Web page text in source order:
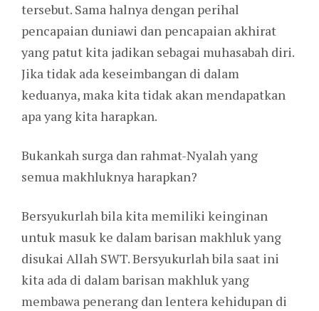
tersebut. Sama halnya dengan perihal
pencapaian duniawi dan pencapaian akhirat
yang patut kita jadikan sebagai muhasabah diri.
Jika tidak ada keseimbangan di dalam
keduanya, maka kita tidak akan mendapatkan
apa yang kita harapkan.
Bukankah surga dan rahmat-Nyalah yang
semua makhluknya harapkan?
Bersyukurlah bila kita memiliki keinginan
untuk masuk ke dalam barisan makhluk yang
disukai Allah SWT. Bersyukurlah bila saat ini
kita ada di dalam barisan makhluk yang
membawa penerang dan lentera kehidupan di